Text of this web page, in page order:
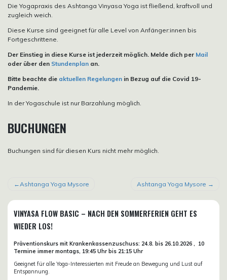
Die Yogapraxis des Ashtanga Vinyasa Yoga ist fließend, kraftvoll und
zugleich weich.
Diese Kurse sind geeignet für alle Level von Anfänger:innen bis
Fortgeschrittene.
Der Einstieg in diese Kurse ist jederzeit möglich. Melde dich per Mail
oder über den Stundenplan an.
Bitte beachte die aktuellen Regelungen in Bezug auf die Covid 19-
Pandemie.
In der Yogaschule ist nur Barzahlung möglich.
BUCHUNGEN
Buchungen sind für diesen Kurs nicht mehr möglich.
BEITRAGSNAVIGATION
Ashtanga Yoga Mysore Ashtanga Yoga Mysore
VINYASA FLOW BASIC – NACH DEN SOMMERFERIEN GEHT ES
WIEDER LOS!
Präventionskurs mit Krankenkassenzuschuss: 24.8. bis 26.10.2026 , 10
Termine immer montags, 19:45 Uhr bis 21:15 Uhr
Geeignet für alle Yoga-Interessierten mit Freude an Bewegung und Lust auf
Entspannung.